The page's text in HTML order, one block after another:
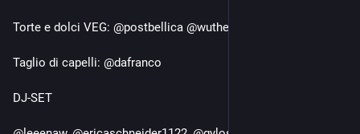
Torte e dolci VEG: @postbellica @wuthering.bitess
Taglio di capelli: @dafranco
DJ-SET